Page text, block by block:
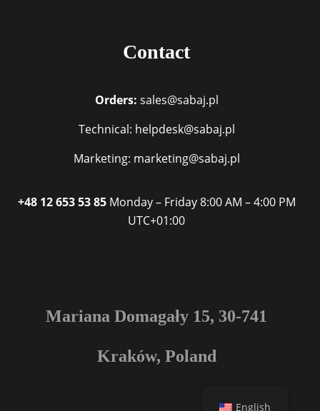
Contact
Orders: sales@sabaj.pl
Technical: helpdesk@sabaj.pl
Marketing: marketing@sabaj.pl
+48 12 653 53 85 Monday – Friday 8:00 AM – 4:00 PM
UTC+01:00
Mariana Domagały 15, 30-741
Kraków, Poland
English